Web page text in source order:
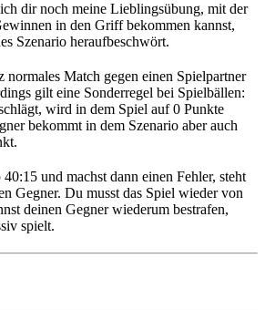
dir noch meine Lieblingsübung, mit der
in den Griff bekommen kannst,
Szenario heraufbeschwört.
normales Match gegen einen Spielpartner
gilt eine Sonderregel bei Spielbällen:
wird in dem Spiel auf 0 Punkte
bekommt in dem Szenario aber auch
und machst dann einen Fehler, steht
Gegner. Du musst das Spiel wieder von
deinen Gegner wiederum bestrafen,
spielt.